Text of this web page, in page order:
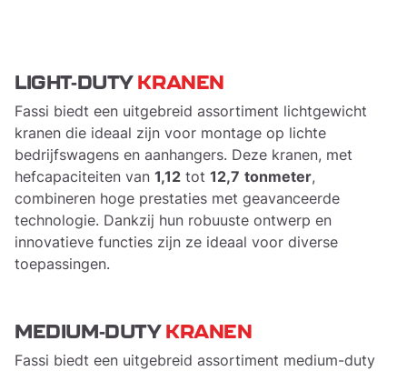
LIGHT-DUTY KRANEN
​Fassi biedt een uitgebreid assortiment lichtgewicht
kranen die ideaal zijn voor montage op lichte
bedrijfswagens en aanhangers. Deze kranen, met
hefcapaciteiten van 1,12 tot 12,7 tonmeter,
combineren hoge prestaties met geavanceerde
technologie. Dankzij hun robuuste ontwerp en
innovatieve functies zijn ze ideaal voor diverse
toepassingen.
MEDIUM-DUTY KRANEN
​Fassi biedt een uitgebreid assortiment medium-duty